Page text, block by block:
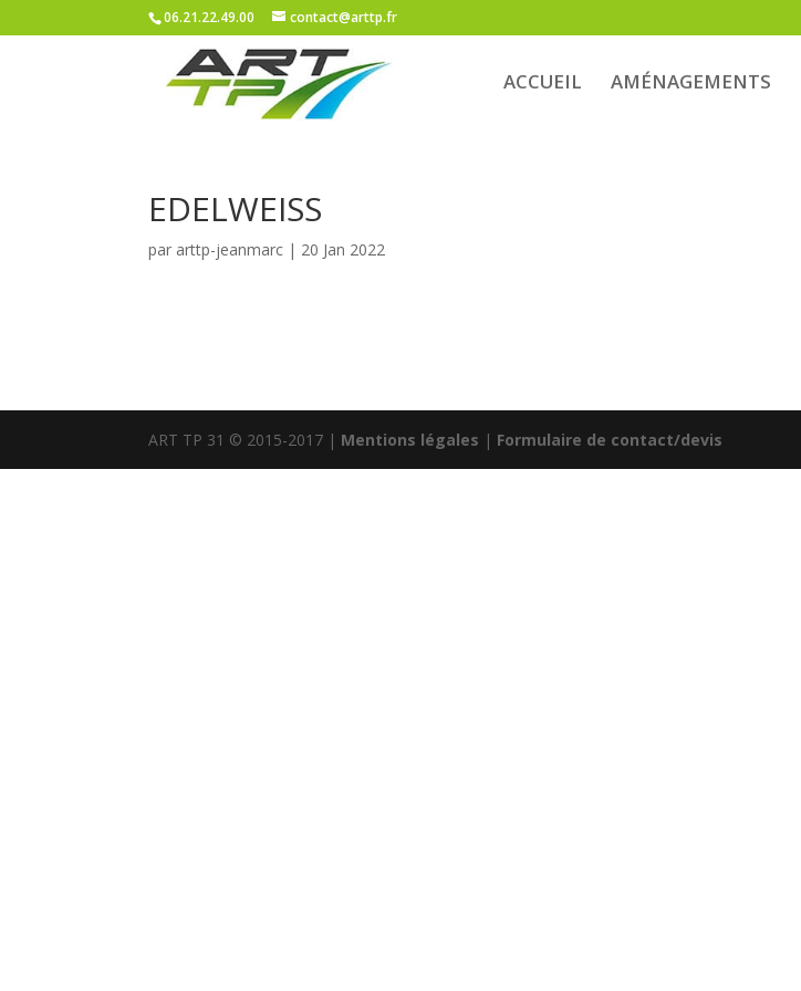
06.21.22.49.00 contact@arttp.fr
ACCUEIL AMÉNAGEMENTS
EDELWEISS
par arttp-jeanmarc | 20 Jan 2022
ART TP 31 © 2015-2017 | Mentions légales | Formulaire de contact/devis